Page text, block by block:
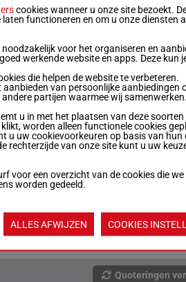
Live
4
1
5
Quoteringen
cookies wanneer u onze site bezoekt.
functioneren en om u onze diensten
voor het organiseren en
werkende website en apps. Deze kun
die helpen de website te verbeteren.
van persoonlijke aanbiedingen
partijen waarmee wij samenwerken.
u in met het plaatsen van deze soorten
worden alleen functionele cookies
u uw cookievoorkeuren op basis van hun
rechterzijde van onze site kunt u uw
voor een overzicht van de cookies die we
worden gedeeld.
ALLES AFWIJZEN COOKIES